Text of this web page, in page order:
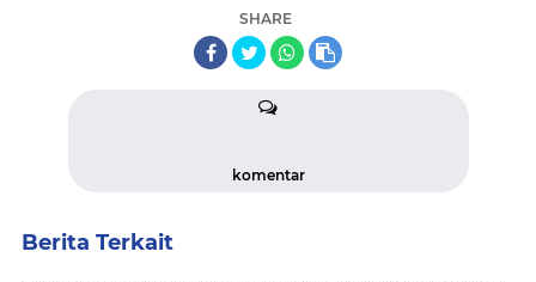
SHARE
komentar
Berita Terkait